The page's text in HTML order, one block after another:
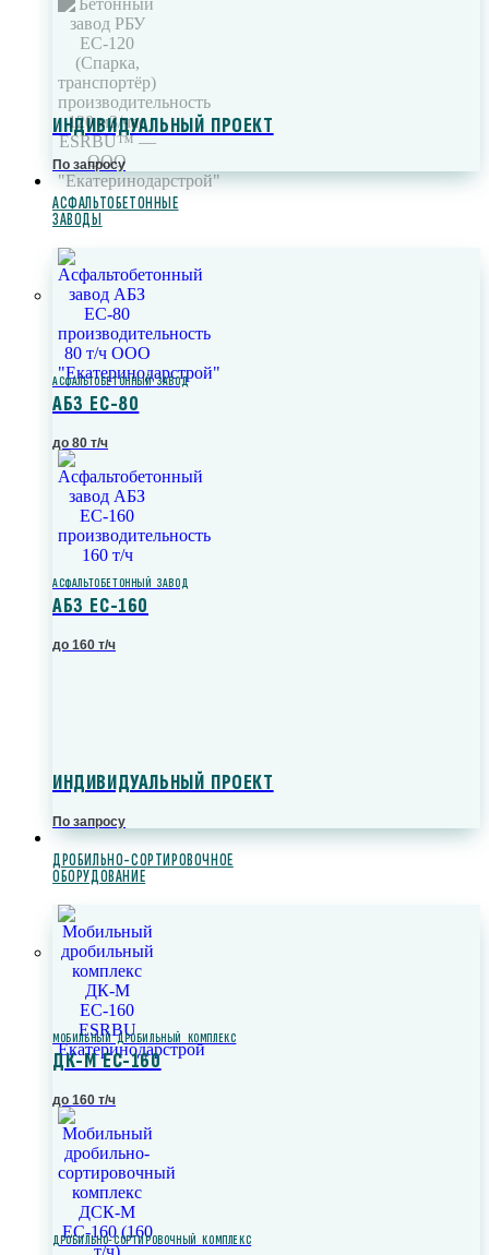
ИНДИВИДУАЛЬНЫЙ ПРОЕКТ
По запросу
АСФАЛЬТОБЕТОННЫЕ
ЗАВОДЫ
АСФАЛЬТОБЕТОННЫЙ ЗАВОД
АБЗ ЕС-80
до 80 т/ч
АСФАЛЬТОБЕТОННЫЙ ЗАВОД
АБЗ ЕС-160
до 160 т/ч
ИНДИВИДУАЛЬНЫЙ ПРОЕКТ
По запросу
ДРОБИЛЬНО-СОРТИРОВОЧНОЕ
ОБОРУДОВАНИЕ
МОБИЛЬНЫЙ ДРОБИЛЬНЫЙ КОМПЛЕКС
ДК-М ЕС-160
до 160 т/ч
ДРОБИЛЬНО-СОРТИРОВОЧНЫЙ КОМПЛЕКС